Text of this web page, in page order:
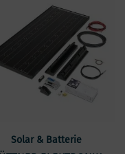
Solar & Batterie